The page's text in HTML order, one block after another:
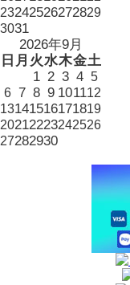
23242526272829
3031
2026年9月
日 月 火水木金土
1 2 3 4 5
6 7 8 9 101112
13141516171819
20212223242526
27282930